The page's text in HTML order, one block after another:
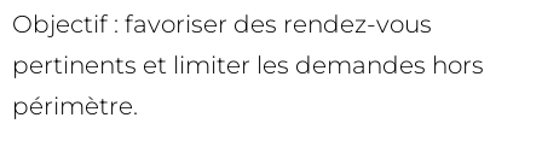
Objectif : favoriser des rendez-vous
pertinents et limiter les demandes hors
périmètre.